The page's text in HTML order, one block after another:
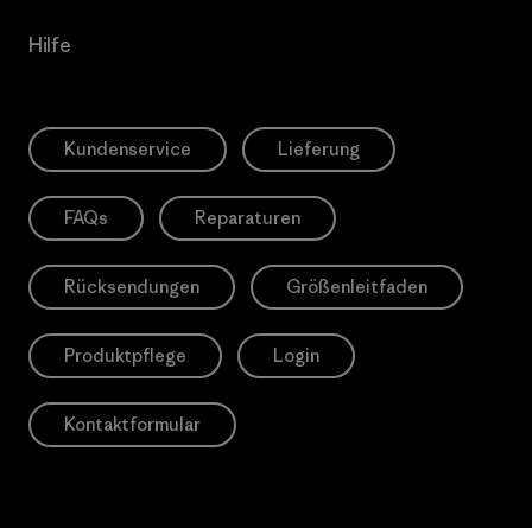
Hilfe
Kundenservice Lieferung
FAQs Reparaturen
Rücksendungen Größenleitfaden
Produktpflege Login
Kontaktformular